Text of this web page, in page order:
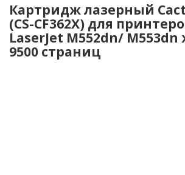
Картридж лазерный
(CS-CF362X) для
LaserJet M552dn/
9500 страниц